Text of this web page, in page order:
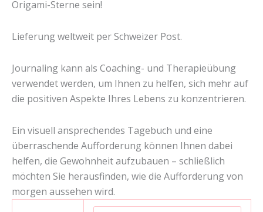
Origami-Sterne sein!
Lieferung weltweit per Schweizer Post.
Journaling kann als Coaching- und Therapieübung
verwendet werden, um Ihnen zu helfen, sich mehr auf
die positiven Aspekte Ihres Lebens zu konzentrieren.
Ein visuell ansprechendes Tagebuch und eine
überraschende Aufforderung können Ihnen dabei
helfen, die Gewohnheit aufzubauen – schließlich
möchten Sie herausfinden, wie die Aufforderung von
morgen aussehen wird.